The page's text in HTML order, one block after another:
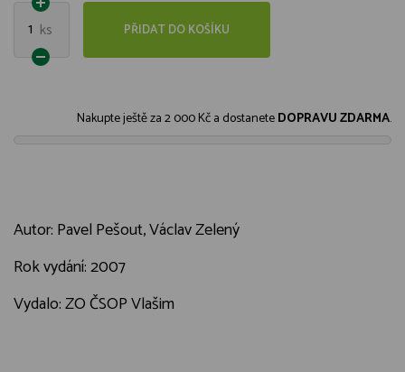
1 ks PŘIDAT DO KOŠÍKU
Nakupte ještě za2 000 Kča dostaneteDOPRAVU ZDARMA.
Autor: Pavel Pešout, Václav Zelený
Rok vydání: 2007
Vydalo: ZO ČSOP Vlašim